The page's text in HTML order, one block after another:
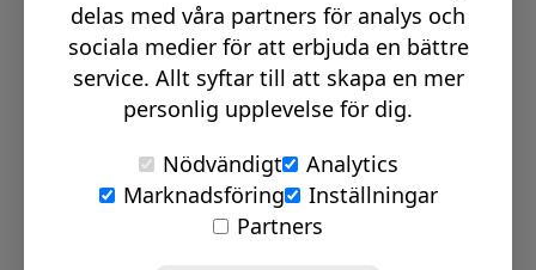
PSST, HÄNG MED PÅ VÅR RESA!
© Signmakerr 2022 - 2026
Integritetspolicy
delas med våra partners för analys och
sociala medier för att erbjuda en bättre
service. Allt syftar till att skapa en mer
personlig upplevelse för dig.
Nödvändigt
Analytics
Marknadsföring
Inställningar
Partners